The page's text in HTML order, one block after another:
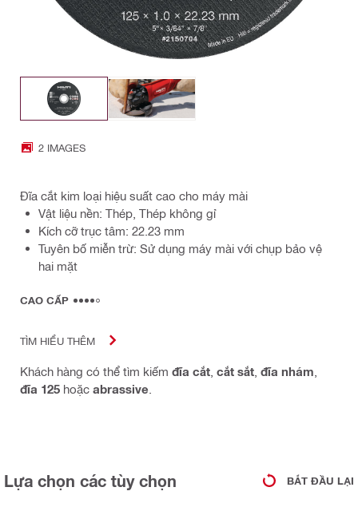
2 IMAGES
Đĩa cắt kim loại hiệu suất cao cho máy mài
Vật liệu nền: Thép, Thép không gỉ
Kích cỡ trục tâm: 22.23 mm
Tuyên bố miễn trừ: Sử dụng máy mài với chụp bảo vệ
hai mặt
CAO CẤP
TÌM HIỂU THÊM
Khách hàng có thể tìm kiếm đĩa cắt cắt sắt đĩa nhám
đĩa 125 hoặc abrassive
Lựa chọn các tùy chọn BẮT ĐẦU LẠI